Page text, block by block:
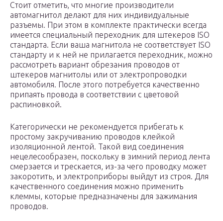
Стоит отметить, что многие производители
автомагнитол делают для них индивидуальные
разъемы. При этом в комплекте практически всегда
имеется специальный переходник для штекеров ISO
стандарта. Если ваша магнитола не соответствует ISO
стандарту и к ней не прилагается переходник, можно
рассмотреть вариант обрезания проводов от
штекеров магнитолы или от электропроводки
автомобиля. После этого потребуется качественно
припаять провода в соответствии с цветовой
распиновкой.
Категорически не рекомендуется прибегать к
простому закручиванию проводов клейкой
изоляционной лентой. Такой вид соединения
нецелесообразен, поскольку в зимний период лента
смерзается и трескается, из-за чего проводку может
закоротить, и электроприборы выйдут из строя. Для
качественного соединения можно применить
клеммы, которые предназначены для зажимания
проводов.